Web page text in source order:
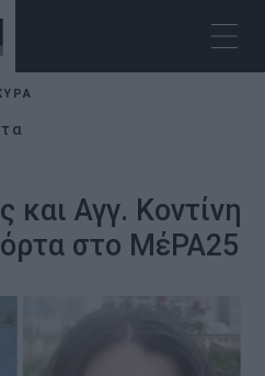
και Αγγ. Κοντίνη
στο ΜέΡΑ25